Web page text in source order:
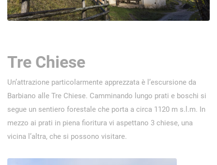
Tre Chiese
Un’attrazione particolarmente apprezzata è l’escursione da
Barbiano alle Tre Chiese. Camminando lungo prati e boschi si
segue un sentiero forestale che porta a circa 1120 m s.l.m. In
mezzo ai prati in piena fioritura vi aspettano 3 chiese, una
vicina l’altra, che si possono visitare.